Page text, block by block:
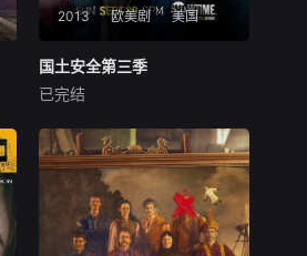
2013 欧美剧 美国
国土安全第三季
于2013年9月29日播出的《国
土》第三季将紧承上季末的悲
惨结尾，由Carrie (Claire Dan
es饰演) 和 Saul (Mandy Pati
nkin饰演) 收拾CIA残局及处理
国土安全第三季
已完结